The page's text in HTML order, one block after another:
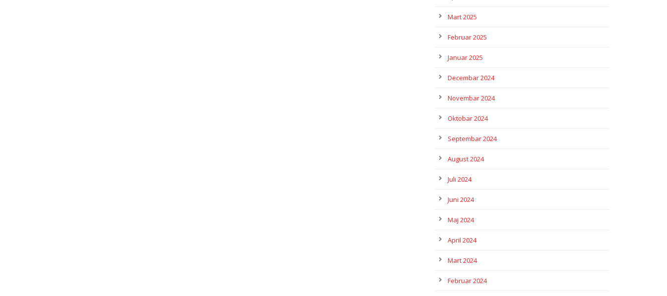
Mart 2025
Februar 2025
Januar 2025
Decembar 2024
Novembar 2024
Oktobar 2024
Septembar 2024
August 2024
Juli 2024
Juni 2024
Maj 2024
April 2024
Mart 2024
Februar 2024